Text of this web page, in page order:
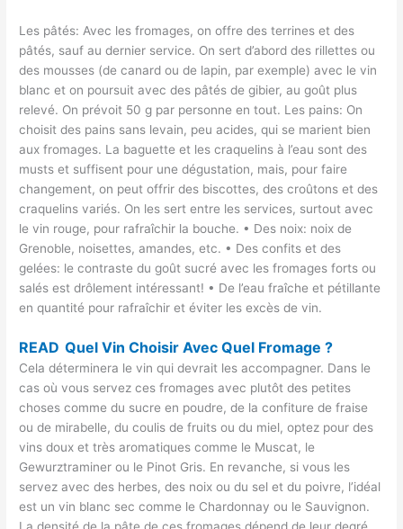
Les pâtés: Avec les fromages, on offre des terrines et des
pâtés, sauf au dernier service. On sert d’abord des rillettes ou
des mousses (de canard ou de lapin, par exemple) avec le vin
blanc et on poursuit avec des pâtés de gibier, au goût plus
relevé. On prévoit 50 g par personne en tout. Les pains: On
choisit des pains sans levain, peu acides, qui se marient bien
aux fromages. La baguette et les craquelins à l’eau sont des
musts et suffisent pour une dégustation, mais, pour faire
changement, on peut offrir des biscottes, des croûtons et des
craquelins variés. On les sert entre les services, surtout avec
le vin rouge, pour rafraîchir la bouche. • Des noix: noix de
Grenoble, noisettes, amandes, etc. • Des confits et des
gelées: le contraste du goût sucré avec les fromages forts ou
salés est drôlement intéressant! • De l’eau fraîche et pétillante
en quantité pour rafraîchir et éviter les excès de vin.
READ Quel Vin Choisir Avec Quel Fromage ?
Cela déterminera le vin qui devrait les accompagner. Dans le
cas où vous servez ces fromages avec plutôt des petites
choses comme du sucre en poudre, de la confiture de fraise
ou de mirabelle, du coulis de fruits ou du miel, optez pour des
vins doux et très aromatiques comme le Muscat, le
Gewurztraminer ou le Pinot Gris. En revanche, si vous les
servez avec des herbes, des noix ou du sel et du poivre, l’idéal
est un vin blanc sec comme le Chardonnay ou le Sauvignon.